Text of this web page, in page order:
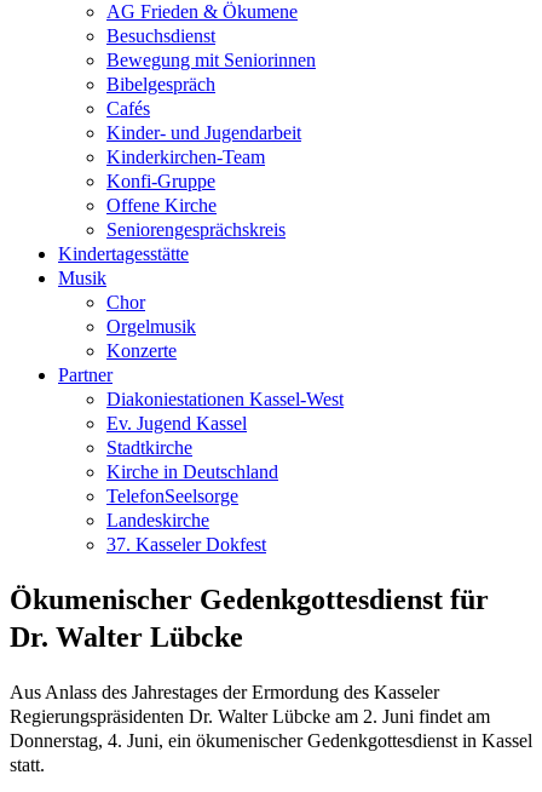
AG Frieden & Ökumene
Besuchsdienst
Bewegung mit Seniorinnen
Bibelgespräch
Cafés
Kinder- und Jugendarbeit
Kinderkirchen-Team
Konfi-Gruppe
Offene Kirche
Seniorengesprächskreis
Kindertagesstätte
Musik
Chor
Orgelmusik
Konzerte
Partner
Diakoniestationen Kassel-West
Ev. Jugend Kassel
Stadtkirche
Kirche in Deutschland
TelefonSeelsorge
Landeskirche
37. Kasseler Dokfest
Ökumenischer Gedenkgottesdienst für
Dr. Walter Lübcke
Aus Anlass des Jahrestages der Ermordung des Kasseler
Regierungspräsidenten Dr. Walter Lübcke am 2. Juni findet am
Donnerstag, 4. Juni, ein ökumenischer Gedenkgottesdienst in Kassel
statt.